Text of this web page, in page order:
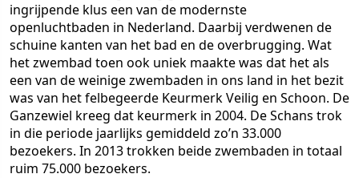
ingrijpende klus een van de modernste
openluchtbaden in Nederland. Daarbij verdwenen de
schuine kanten van het bad en de overbrugging. Wat
het zwembad toen ook uniek maakte was dat het als
een van de weinige zwembaden in ons land in het bezit
was van het felbegeerde Keurmerk Veilig en Schoon. De
Ganzewiel kreeg dat keurmerk in 2004. De Schans trok
in die periode jaarlijks gemiddeld zo’n 33.000
bezoekers. In 2013 trokken beide zwembaden in totaal
ruim 75.000 bezoekers.